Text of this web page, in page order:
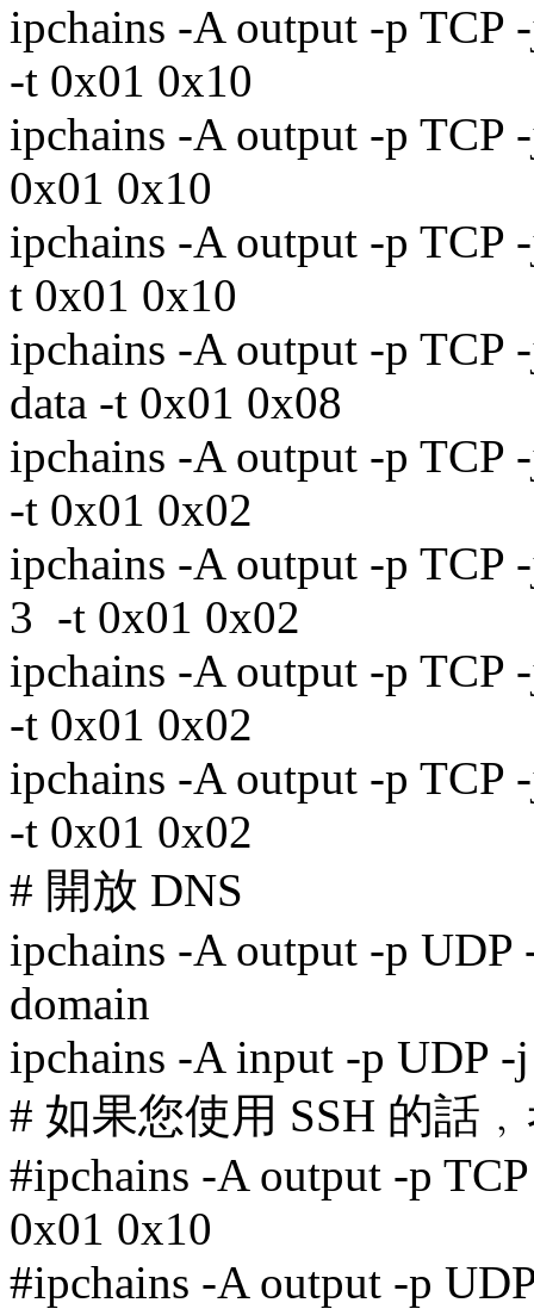
ipchains -A output -p
-t 0x01 0x10
ipchains -A output -p
0x01 0x10
ipchains -A output -p
t 0x01 0x10
ipchains -A output -p
data -t 0x01 0x08
ipchains -A output -p
-t 0x01 0x02
ipchains -A output -p
3 -t 0x01 0x02
ipchains -A output -p
-t 0x01 0x02
ipchains -A output -p
-t 0x01 0x02
# 開放 DNS
ipchains -A output -p
domain
ipchains -A input -p UDP
# 如果您使用 SSH 的話
#ipchains -A output -p
0x01 0x10
#ipchains -A output -p